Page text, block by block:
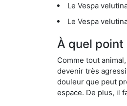
Le Vespa
Le Vespa
À quel
Comme tout animal,
devenir très
douleur que peut
espace. De plus, il